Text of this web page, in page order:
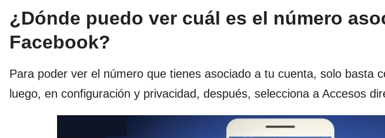
¿Dónde puedo ver cuál es el número
Facebook?
Para poder ver el número que tienes asociado a tu cuenta, solo basta
luego, en configuración y privacidad, después, selecciona a Accesos